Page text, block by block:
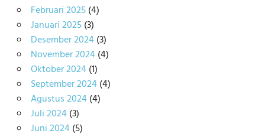
Februari 2025(4)
Januari 2025(3)
Desember 2024(3)
November 2024(4)
Oktober 2024(1)
September 2024(4)
Agustus 2024(4)
Juli 2024(3)
Juni 2024(5)